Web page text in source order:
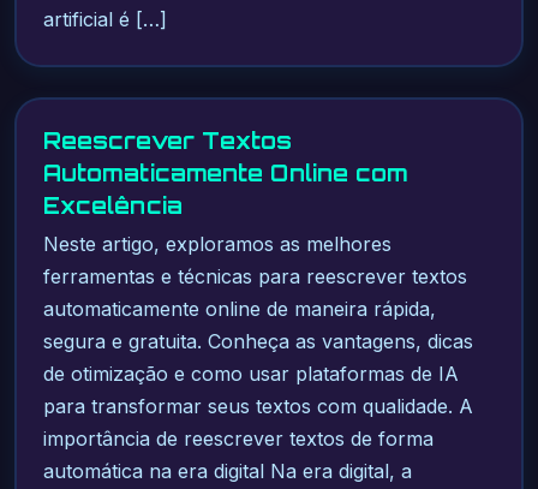
artificial é […]
Reescrever Textos
Automaticamente Online com
Excelência
Neste artigo, exploramos as melhores
ferramentas e técnicas para reescrever textos
automaticamente online de maneira rápida,
segura e gratuita. Conheça as vantagens, dicas
de otimização e como usar plataformas de IA
para transformar seus textos com qualidade. A
importância de reescrever textos de forma
automática na era digital Na era digital, a